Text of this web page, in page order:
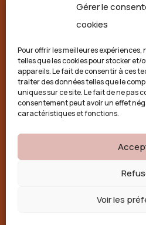
Gérer le
cookies
Pour offrir les meilleures
telles que les cookies pour stocker
appareils. Le fait de consentir à ces
traiter des données telles que le
uniques sur ce site. Le fait de ne pas
consentement peut avoir un effet
caractéristiques et fonctions.
Voir les
21 route de
Politique de
Conditions